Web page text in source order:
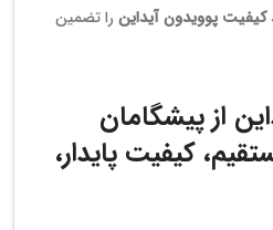
پوویدون آیداین را تضمین
از پیشگامان
کیفیت پایدار،